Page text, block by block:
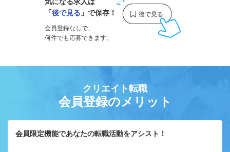
「後で見る 」で保存！
会員登録なしで、
何件でも応募できます。
クリエイト転職
会員登録のメリット
会員限定機能であなたの転職活動をアシスト！